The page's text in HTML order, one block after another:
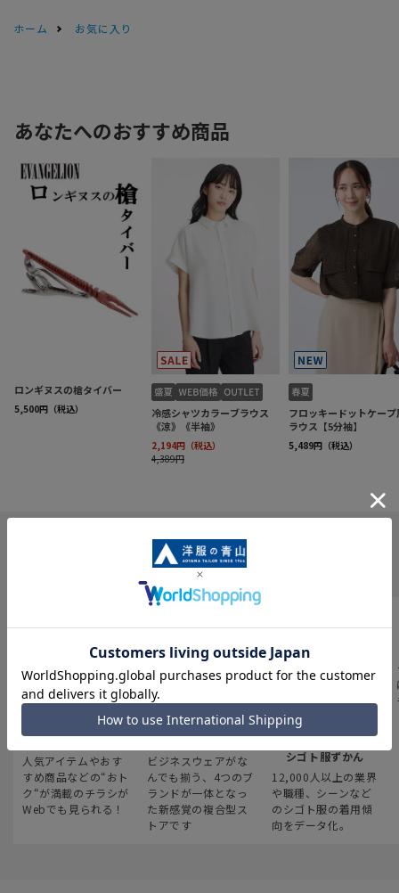
ホーム お気に入り
INFORMATION
最新のお買い得情報
人気アイテムやおす
すめ商品などの“おト
ク“が満載のチラシが
Webでも見られる！
スーツスクエア
ビジネスウェアがな
んでも揃う、4つのブ
ランドが一体となっ
た新感覚の複合型ス
トアです
みんなの
シゴト服ずかん
12,000人以上の業界
や職種、シーンなど
のシゴト服の着用傾
向をデータ化。